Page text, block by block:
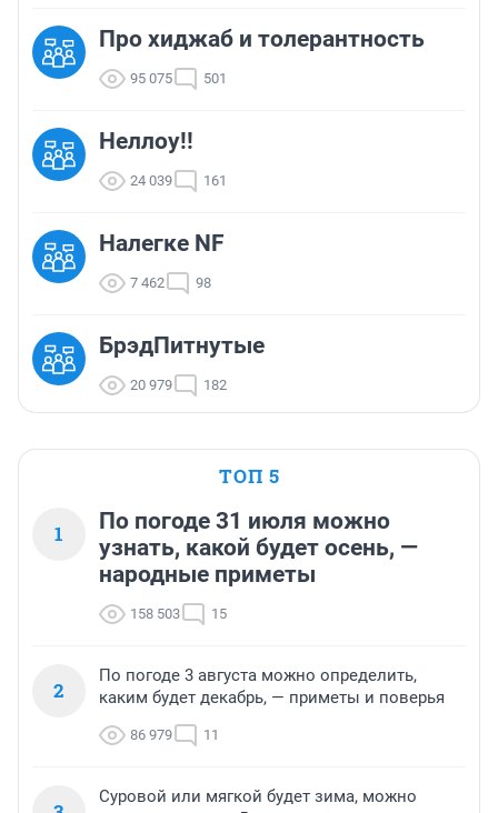
Про хиджаб и толерантность
95 075 501
Неллоу!!
24 039 161
Налегке NF
7 462 98
БрэдПитнутые
20 979 182
ТОП 5
1
По погоде 31 июля можно
узнать, какой будет осень, —
народные приметы
158 503 15
2
По погоде 3 августа можно определить,
каким будет декабрь, — приметы и поверья
86 979 11
Суровой или мягкой будет зима, можно